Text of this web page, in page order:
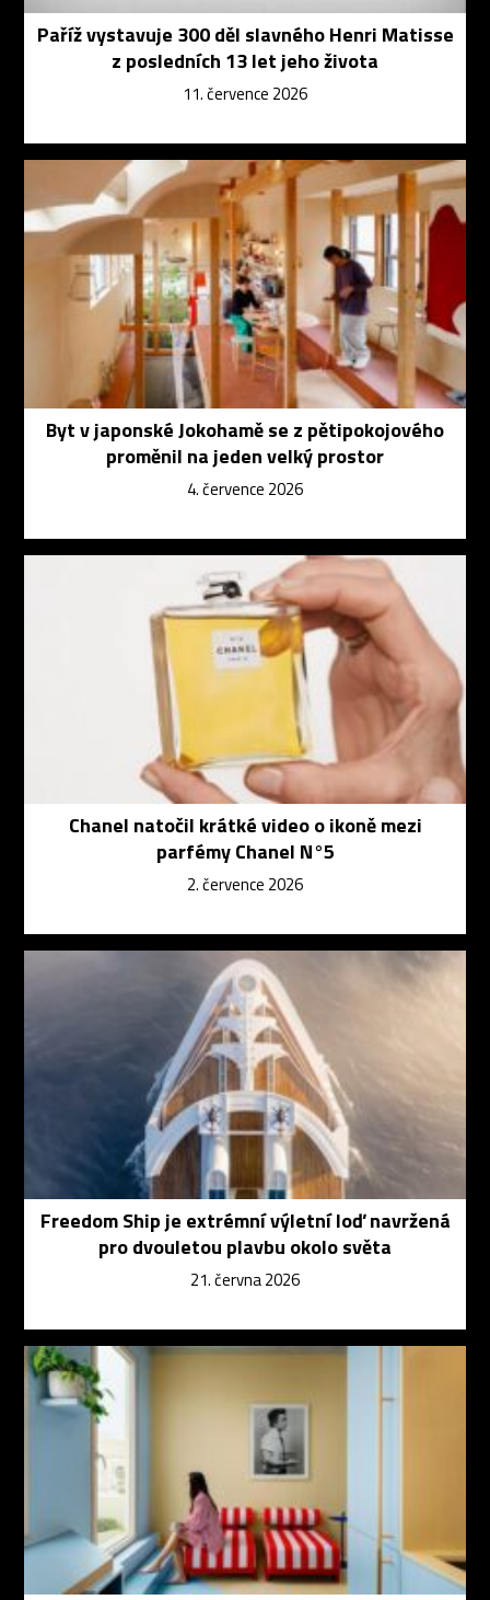
Paříž vystavuje 300 děl slavného Henri Matisse
z posledních 13 let jeho života
11. července 2026
Byt v japonské Jokohamě se z pětipokojového
proměnil na jeden velký prostor
4. července 2026
Chanel natočil krátké video o ikoně mezi
parfémy Chanel N°5
2. července 2026
Freedom Ship je extrémní výletní loď navržená
pro dvouletou plavbu okolo světa
21. června 2026